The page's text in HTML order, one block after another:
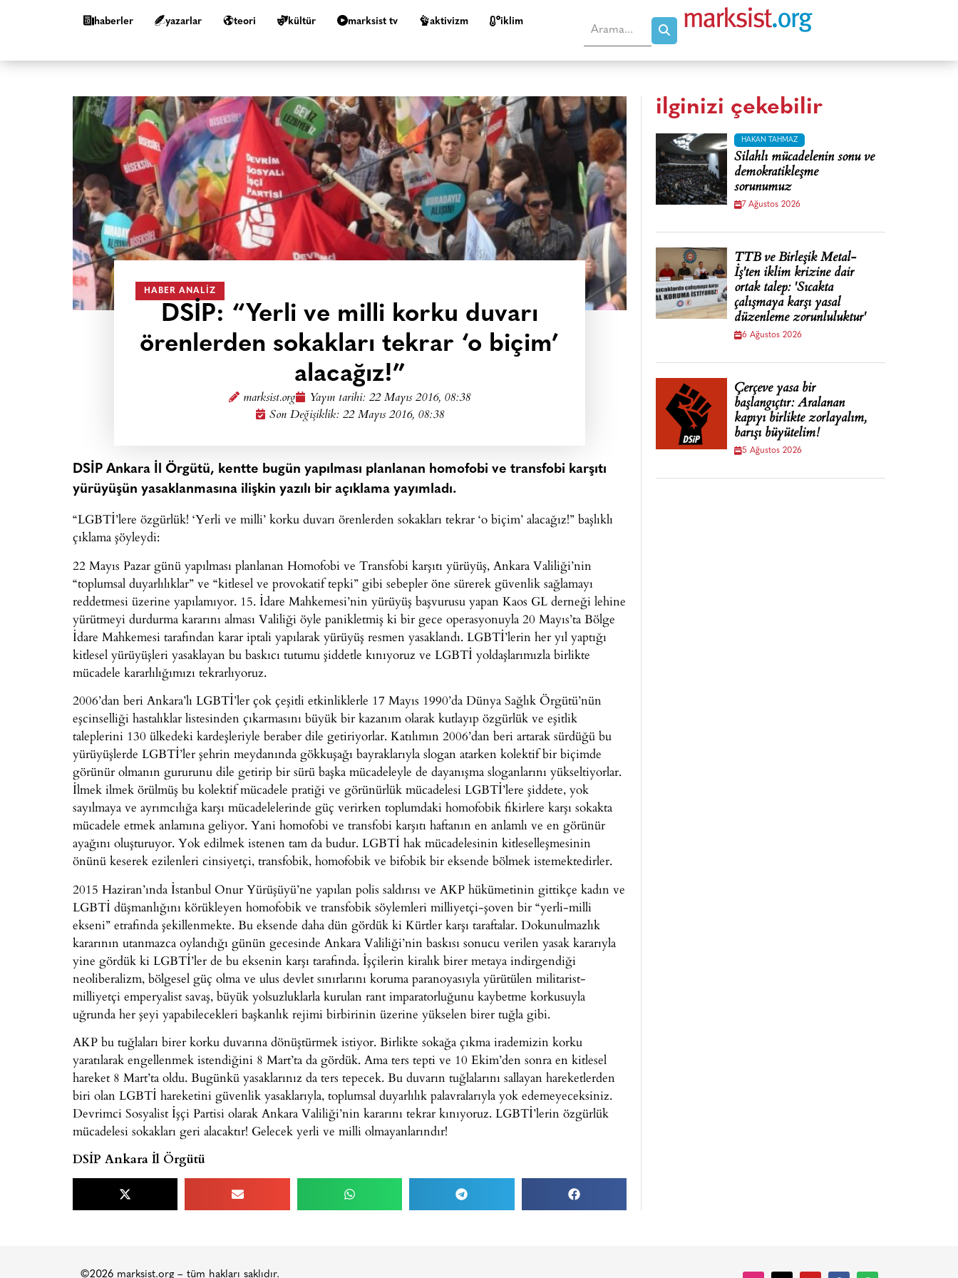
haberler yazarlar teori kültür marksist tv aktivizm i̇klim
HABER ANALIZ
DSİP: “Yerli ve milli korku duvarı
örenlerden sokakları tekrar ‘o biçim’
alacağız!”
marksist.org Yayın tarihi: 22 Mayıs 2016, 08:38
Son Değişiklik: 22 Mayıs 2016, 08:38
DSİP Ankara İl Örgütü, kentte bugün yapılması planlanan homofobi ve transfobi karşıtı
yürüyüşün yasaklanmasına ilişkin yazılı bir açıklama yayımladı.
“LGBTİ’lere özgürlük! ‘Yerli ve milli’ korku duvarı örenlerden sokakları tekrar ‘o biçim’ alacağız!” başlıklı
çıklama şöyleydi:
22 Mayıs Pazar günü yapılması planlanan Homofobi ve Transfobi karşıtı yürüyüş, Ankara Valiliği’nin
“toplumsal duyarlılıklar” ve “kitlesel ve provokatif tepki” gibi sebepler öne sürerek güvenlik sağlamayı
reddetmesi üzerine yapılamıyor. 15. İdare Mahkemesi’nin yürüyüş başvurusu yapan Kaos GL derneği lehine
yürütmeyi durdurma kararını alması Valiliği öyle panikletmiş ki bir gece operasyonuyla 20 Mayıs’ta Bölge
İdare Mahkemesi tarafından karar iptali yapılarak yürüyüş resmen yasaklandı. LGBTİ’lerin her yıl yaptığı
kitlesel yürüyüşleri yasaklayan bu baskıcı tutumu şiddetle kınıyoruz ve LGBTİ yoldaşlarımızla birlikte
mücadele kararlılığımızı tekrarlıyoruz.
2006’dan beri Ankara’lı LGBTİ’ler çok çeşitli etkinliklerle 17 Mayıs 1990’da Dünya Sağlık Örgütü’nün
eşcinselliği hastalıklar listesinden çıkarmasını büyük bir kazanım olarak kutlayıp özgürlük ve eşitlik
taleplerini 130 ülkedeki kardeşleriyle beraber dile getiriyorlar. Katılımın 2006’dan beri artarak sürdüğü bu
yürüyüşlerde LGBTİ’ler şehrin meydanında gökkuşağı bayraklarıyla slogan atarken kolektif bir biçimde
görünür olmanın gururunu dile getirip bir sürü başka mücadeleyle de dayanışma sloganlarını yükseltiyorlar.
İlmek ilmek örülmüş bu kolektif mücadele pratiği ve görünürlük mücadelesi LGBTİ’lere şiddete, yok
sayılmaya ve ayrımcılığa karşı mücadelelerinde güç verirken toplumdaki homofobik fikirlere karşı sokakta
mücadele etmek anlamına geliyor. Yani homofobi ve transfobi karşıtı haftanın en anlamlı ve en görünür
ayağını oluşturuyor. Yok edilmek istenen tam da budur. LGBTİ hak mücadelesinin kitleselleşmesinin
önünü keserek ezilenleri cinsiyetçi, transfobik, homofobik ve bifobik bir eksende bölmek istemektedirler.
2015 Haziran’ında İstanbul Onur Yürüşüyü’ne yapılan polis saldırısı ve AKP hükümetinin gittikçe kadın ve
LGBTİ düşmanlığını körükleyen homofobik ve transfobik söylemleri milliyetçi-şoven bir “yerli-milli
ekseni” etrafında şekillenmekte. Bu eksende daha dün gördük ki Kürtler karşı taraftalar. Dokunulmazlık
kararının utanmazca oylandığı günün gecesinde Ankara Valiliği’nin baskısı sonucu verilen yasak kararıyla
yine gördük ki LGBTİ’ler de bu eksenin karşı tarafında. İşçilerin kiralık birer metaya indirgendiği
neoliberalizm, bölgesel güç olma ve ulus devlet sınırlarını koruma paranoyasıyla yürütülen militarist-
milliyetçi emperyalist savaş, büyük yolsuzluklarla kurulan rant imparatorluğunu kaybetme korkusuyla
uğrunda her şeyi yapabilecekleri başkanlık rejimi birbirinin üzerine yükselen birer tuğla gibi.
AKP bu tuğlaları birer korku duvarına dönüştürmek istiyor. Birlikte sokağa çıkma irademizin korku
yaratılarak engellenmek istendiğini 8 Mart’ta da gördük. Ama ters tepti ve 10 Ekim’den sonra en kitlesel
hareket 8 Mart’ta oldu. Bugünkü yasaklarınız da ters tepecek. Bu duvarın tuğlalarını sallayan hareketlerden
biri olan LGBTİ hareketini güvenlik yasaklarıyla, toplumsal duyarlılık palavralarıyla yok edemeyeceksiniz.
Devrimci Sosyalist İşçi Partisi olarak Ankara Valiliği’nin kararını tekrar kınıyoruz. LGBTİ’lerin özgürlük
mücadelesi sokakları geri alacaktır! Gelecek yerli ve milli olmayanlarındır!
DSİP Ankara İl Örgütü
ilginizi çekebilir
HAKAN TAHMAZ
Silahlı mücadelenin sonu ve
demokratikleşme
sorunumuz
7 Ağustos 2026
TTB ve Birleşik Metal-
İş'ten iklim krizine dair
ortak talep: 'Sıcakta
çalışmaya karşı yasal
düzenleme zorunluluktur'
6 Ağustos 2026
Çerçeve yasa bir
başlangıçtır: Aralanan
kapıyı birlikte zorlayalım,
barışı büyütelim!
5 Ağustos 2026
©2026 marksist.org – tüm hakları saklıdır.